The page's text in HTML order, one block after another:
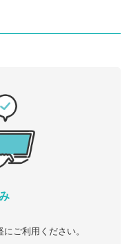
ご利用ください。